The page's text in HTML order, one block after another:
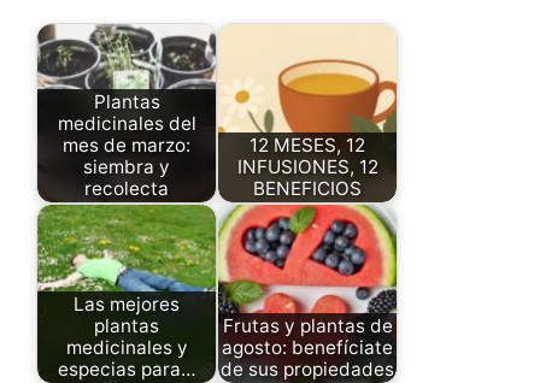
Plantas
medicinales del
mes de marzo:
siembra y
recolecta
12 MESES, 12
INFUSIONES, 12
BENEFICIOS
Las mejores
plantas
medicinales y
especias para…
Frutas y plantas de
agosto: benefíciate
de sus propiedades